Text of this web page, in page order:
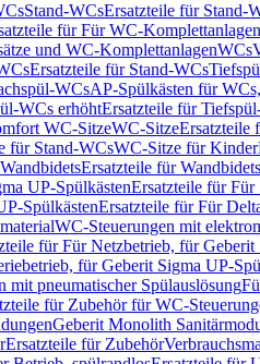
Stand-WCsErsatzteile für Stand-
für Für WC-Komplettanlagen
und WC-KomplettanlagenWCs
Ersatzteile für Stand-WCs
WCsAP-Spülkästen für
WCs erhöhtErsatzteile für
WC-SitzeWC-SitzeErsatzteile
für Stand-WCsWC-Sitze für Kinder
WandbidetsErsatzteile für Wandbidets
UP-SpülkästenErsatzteile für Für
SpülkästenErsatzteile für Für
WC-Steuerungen mit
für Für Netzbetrieb, für Geberit
für Geberit Sigma UP-
mit pneumatischer Spülauslösung
für Zubehör für WC-
Geberit Monolith
Ersatzteile für Zubehör